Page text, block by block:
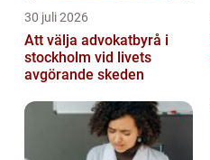
30 juli 2026
Att välja advokatbyrå i
stockholm vid livets
avgörande skeden